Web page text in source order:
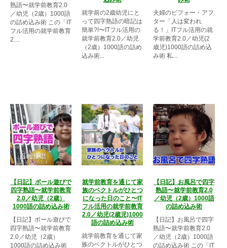
熟語〜就学前教育2.0
／幼児（2歳）1000語
の詰め込み術 この「IT
フル活用の就学前教育
2....
就学前の2歳幼児にと
って四字熟語の暗記は
簡単?!〜ITフル活用の
就学前教育2.0／幼児
（2歳）1000語の詰め
込み術...
夫婦のビフォー・アフ
ター「人は変われ
る！」ITフル活用の就
学前教育2.0／幼児(2
歳児)1000語の詰め込
み術 私...
【日記】ボール遊びで
四字熟語〜就学前教育
2.0／幼児（2歳）
1000語の詰め込み術
【日記】ボール遊びで
四字熟語〜就学前教育
2.0／幼児（2歳）
1000語の詰め込み術
就学前教育を通じて家
族のベクトルがひとつ
になった日のこと〜IT
フル活用の就学前教育
2.0／幼児(2歳児)1000
語の詰め込み術
就学前教育を通じて家
族のベクトルがひとつ
【日記】お風呂で四字
熟語〜就学前教育2.0
／幼児（2歳）1000語
の詰め込み術
【日記】お風呂で四字
熟語〜就学前教育2.0
／幼児（2歳）1000語
の詰め込み術 この「IT